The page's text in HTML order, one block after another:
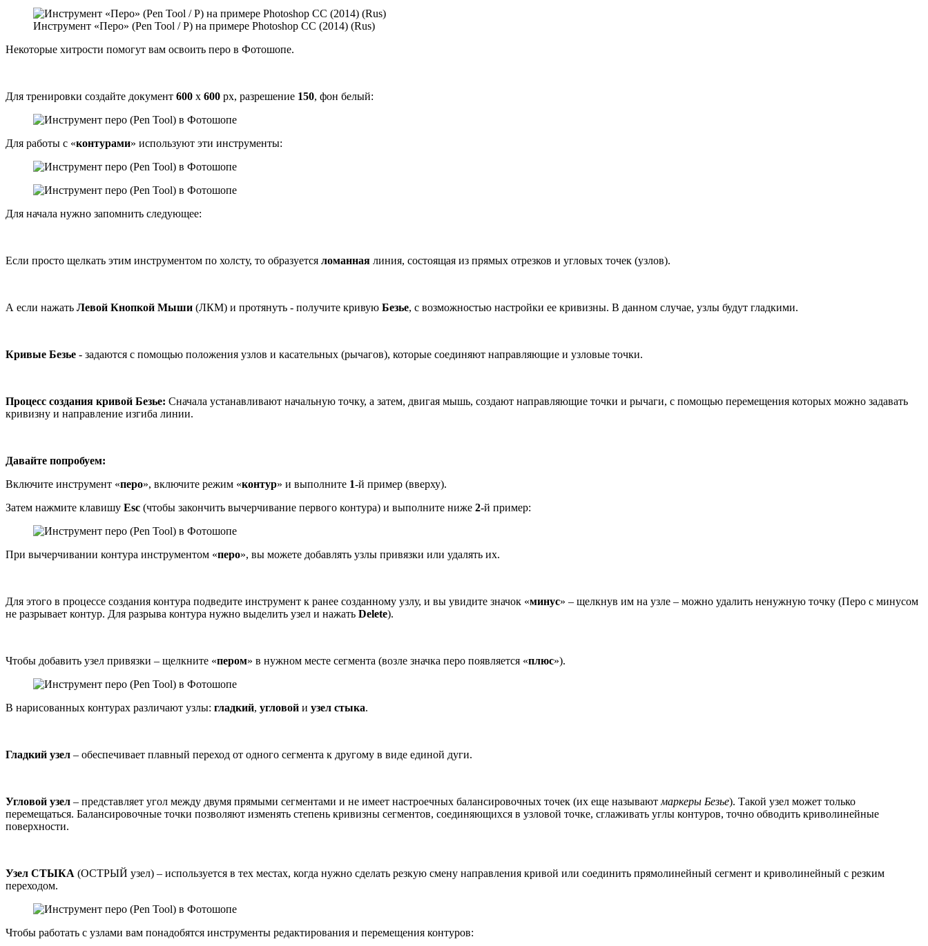
Инструмент «Перо» (Pen Tool / P) на примере Photoshop CC (2014) (Rus)
Некоторые хитрости помогут вам освоить перо в Фотошопе.
Для тренировки создайте документ 600 х 600 px, разрешение 150, фон белый:
Для работы с «контурами» используют эти инструменты:
Для начала нужно запомнить следующее:
Если просто щелкать этим инструментом по холсту, то образуется ломанная линия, состоящая из прямых отрезков и угловых точек (узлов).
А если нажать Левой Кнопкой Мыши (ЛКМ) и протянуть - получите кривую Безье, с возможностью настройки ее кривизны. В данном случае, узлы будут гладкими.
Кривые Безье - задаются с помощью положения узлов и касательных (рычагов), которые соединяют направляющие и узловые точки.
Процесс создания кривой Безье: Сначала устанавливают начальную точку, а затем, двигая мышь, создают направляющие точки и рычаги, с помощью перемещения которых можно задавать
кривизну и направление изгиба линии.
Давайте попробуем:
Включите инструмент «перо», включите режим «контур» и выполните 1-й пример (вверху).
Затем нажмите клавишу Esc (чтобы закончить вычерчивание первого контура) и выполните ниже 2-й пример:
При вычерчивании контура инструментом «перо», вы можете добавлять узлы привязки или удалять их.
Для этого в процессе создания контура подведите инструмент к ранее созданному узлу, и вы увидите значок «минус» – щелкнув им на узле – можно удалить ненужную точку (Перо с минусом
не разрывает контур. Для разрыва контура нужно выделить узел и нажать Delete).
Чтобы добавить узел привязки – щелкните «пером» в нужном месте сегмента (возле значка перо появляется «плюс»).
В нарисованных контурах различают узлы: гладкий, угловой и узел стыка.
Гладкий узел – обеспечивает плавный переход от одного сегмента к другому в виде единой дуги.
Угловой узел – представляет угол между двумя прямыми сегментами и не имеет настроечных балансировочных точек (их еще называютмаркеры Безье). Такой узел может только
перемещаться. Балансировочные точки позволяют изменять степень кривизны сегментов, соединяющихся в узловой точке, сглаживать углы контуров, точно обводить криволинейные
поверхности.
Узел СТЫКА (ОСТРЫЙ узел) – используется в тех местах, когда нужно сделать резкую смену направления кривой или соединить прямолинейный сегмент и криволинейный с резким
переходом.
Чтобы работать с узлами вам понадобятся инструменты редактирования и перемещения контуров: